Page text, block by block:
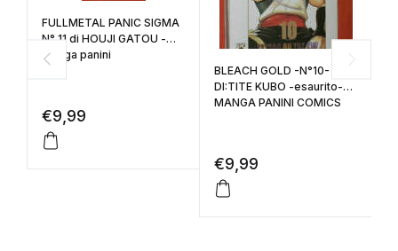
FULLMETAL PANIC SIGMA
N° 11 di HOUJI GATOU -
manga panini
€9,99
BLEACH GOLD -N°10-
DI:TITE KUBO -esaurito-
MANGA PANINI COMICS
€9,99